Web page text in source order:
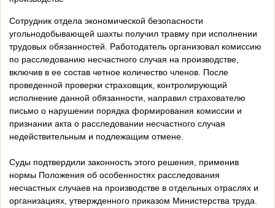
Сотрудник отдела экономической безопасности
угольнодобывающей шахты получил травму при исполнении
трудовых обязанностей. Работодатель организовал комиссию
по расследованию несчастного случая на производстве,
включив в ее состав четное количество членов. После
проведенной проверки страховщик, контролирующий
исполнение данной обязанности, направил страхователю
письмо о нарушении порядка формирования комиссии и
признании акта о расследовании несчастного случая
недействительным и подлежащим отмене.
Суды подтвердили законность этого решения, применив
нормы Положения об особенностях расследования
несчастных случаев на производстве в отдельных отраслях и
организациях, утвержденного приказом Министерства труда.